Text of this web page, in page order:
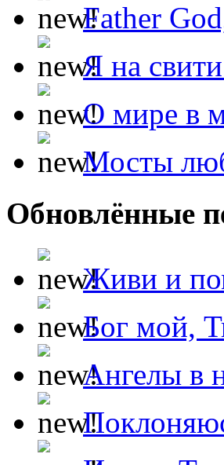
Father
Я на
О мире в
Мосты
Обновлённые
Живи и
Бог мой,
Ангелы в